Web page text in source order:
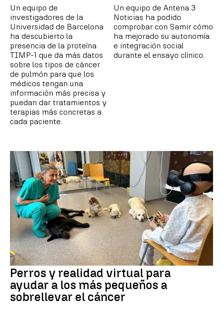
Un equipo de
investigadores de la
Universidad de Barcelona
ha descubierto la
presencia de la proteína
TIMP-1 que da más datos
sobre los tipos de cáncer
de pulmón para que los
médicos tengan una
información más precisa y
puedan dar tratamientos y
terapias más concretas a
cada paciente.
Un equipo de Antena 3
Noticias ha podido
comprobar con Samir cómo
ha mejorado su autonomía
e integración social
durante el ensayo clínico.
Perros y realidad virtual para
ayudar a los más pequeños a
sobrellevar el cáncer